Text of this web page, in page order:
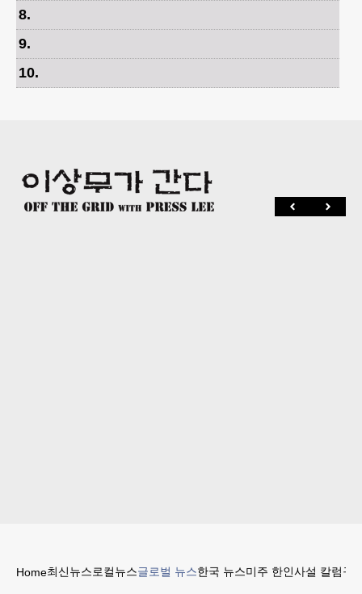
8.
9.
10.
Home최신뉴스로컬뉴스글로벌 뉴스한국 뉴스미주 한인사설 칼럼구